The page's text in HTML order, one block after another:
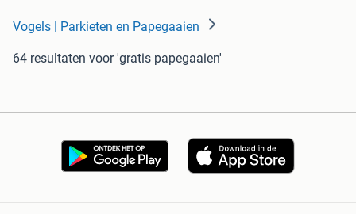
Vogels | Parkieten en Papegaaien
64 resultaten voor 'gratis papegaaien'